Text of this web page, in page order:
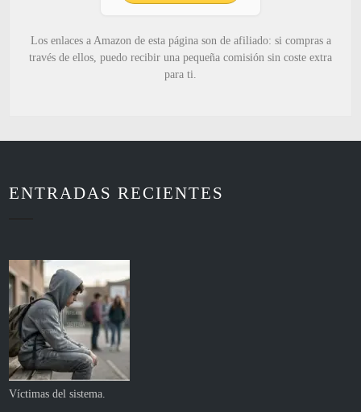
Los enlaces a Amazon de esta página son de afiliado: si compras a
través de ellos, puedo recibir una pequeña comisión sin coste extra
para ti.
ENTRADAS RECIENTES
Víctimas del sistema.